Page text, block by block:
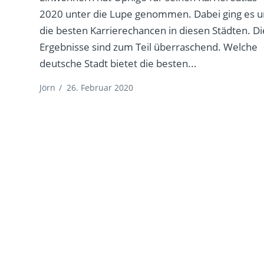
2020 unter die Lupe genommen. Dabei ging es
die besten Karrierechancen in diesen Städten.
Ergebnisse sind zum Teil überraschend. Welche
deutsche Stadt bietet die besten...
Jörn / 26. Februar 2020